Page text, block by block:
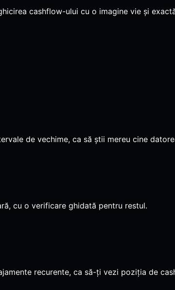
cashflow-ului cu o imagine vie și
de vechime, ca să știi mereu cine
cu o verificare ghidată pentru restul.
recurente, ca să-ți vezi poziția de